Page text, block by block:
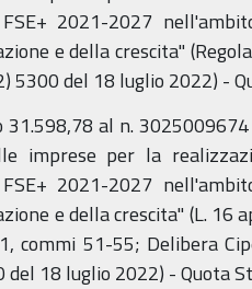
2021-2027
e della crescita"
5300 del 18 luglio 2022) -
al n.
imprese per la
FSE+ 2021-2027
e della crescita" (L. 16
commi 51-55; Delibera
del 18 luglio 2022) - Quota